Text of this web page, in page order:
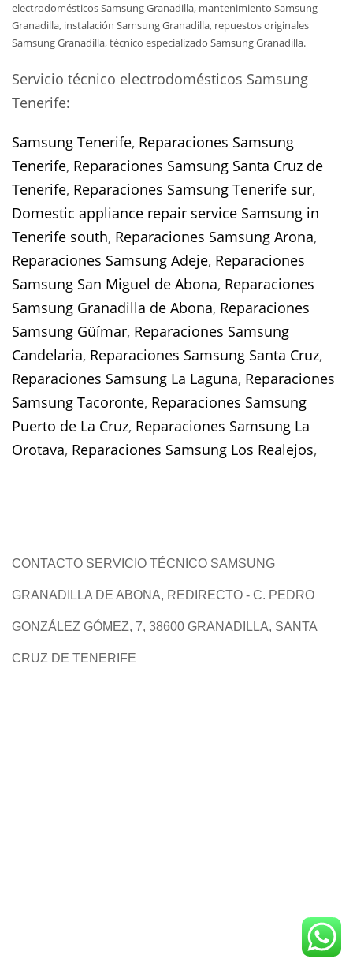
electrodomésticos Samsung Granadilla, mantenimiento Samsung
Granadilla, instalación Samsung Granadilla, repuestos originales
Samsung Granadilla, técnico especializado Samsung Granadilla.
Servicio técnico electrodomésticos Samsung
Tenerife:
Samsung Tenerife, Reparaciones Samsung
Tenerife, Reparaciones Samsung Santa Cruz de
Tenerife, Reparaciones Samsung Tenerife sur,
Domestic appliance repair service Samsung in
Tenerife south, Reparaciones Samsung Arona,
Reparaciones Samsung Adeje, Reparaciones
Samsung San Miguel de Abona, Reparaciones
Samsung Granadilla de Abona, Reparaciones
Samsung Güímar, Reparaciones Samsung
Candelaria, Reparaciones Samsung Santa Cruz,
Reparaciones Samsung La Laguna, Reparaciones
Samsung Tacoronte, Reparaciones Samsung
Puerto de La Cruz, Reparaciones Samsung La
Orotava, Reparaciones Samsung Los Realejos,
CONTACTO SERVICIO TÉCNICO SAMSUNG
GRANADILLA DE ABONA, REDIRECTO - C. PEDRO
GONZÁLEZ GÓMEZ, 7, 38600 GRANADILLA, SANTA
CRUZ DE TENERIFE